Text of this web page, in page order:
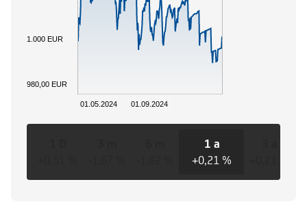
01.05.2024 01.09.2024
980,00 EUR
1.000 EUR
1 a
+0,21 %